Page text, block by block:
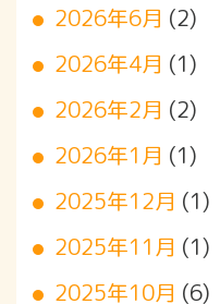
2026年6月 (2)
2026年4月 (1)
2026年2月 (2)
2026年1月 (1)
2025年12月 (1)
2025年11月 (1)
2025年10月 (6)